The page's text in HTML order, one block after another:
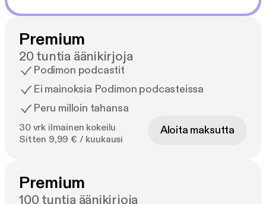
Premium
20 tuntia äänikirjoja
Podimon podcastit
Ei mainoksia Podimon podcasteissa
Peru milloin tahansa
30 vrk ilmainen kokeilu
Sitten 9,99 € / kuukausi
Aloita maksutta
Premium
100 tuntia äänikirjoja